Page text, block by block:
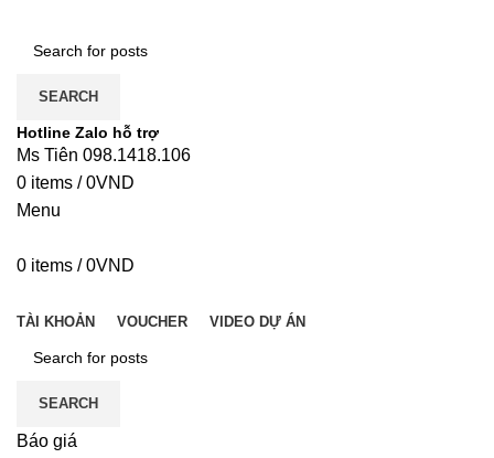
SEARCH
Hotline Zalo hỗ trợ
Ms Tiên 098.1418.106
0 items / 0VND
Menu
0 items / 0VND
TÀI KHOẢN VOUCHER VIDEO DỰ ÁN
SEARCH
Báo giá